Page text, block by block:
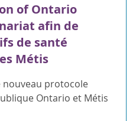
of Ontario
afin de
de santé
Métis
nouveau protocole
Ontario et Métis